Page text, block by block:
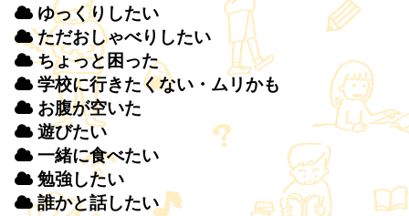
ゆっくりしたい
ただおしゃべりしたい
ちょっと 困 った
学校に行きたくない・ムリかも
お腹が空いた
遊びたい
一緒に食べたい
勉強したい
誰かと話したい